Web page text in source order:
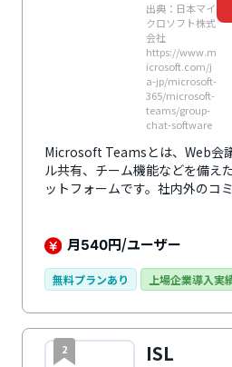
出典：日本マイ
クロソフト株式
会社
https://www.m
icrosoft.com/j
a-jp/microsoft-
365/microsoft-
teams/group-
chat-software
Microsoft Teamsとは、Web会
ル共有、チーム機能などを備え
ットフォームです。社内外のコ
化し、業務効率の向上を支援
し、ドキュメントの共同編集や
えます。企業利用だけでなく教
できる点が特徴です。
月540円/ユーザー
無料プランあり 上場企業導入実
2
ISL